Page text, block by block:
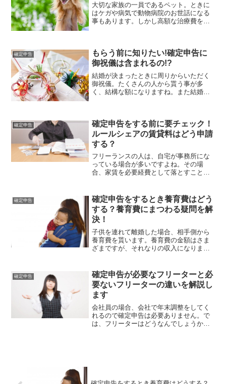
大切な家族の一員であるペット。ときに
はケガや病気で動物病院のお世話になる
事もあります。しかし高額な治療費を払
ペットの医療費は控除でき...
確定申告
もらう前に知りたい!確定申告に
御祝儀は含まれるの!?
結婚が決まったときに周りからいただく
御祝儀。たくさんの人から貰う事が多
く、結構な額になりますね。また結婚以
やお子さんのために有意義に...
確定申告
確定申告をする前に要チェック！
ルールシェアの賃貸料はどう申請
する？
フリーランスの人は、自宅が事務所にな
っている場合が多いですよね。その場
合、家賃を必要経費として落とすことが
に申請をしたらいいのか、自分の部屋を
貸している場合はどうするの...
確定申告
確定申告をするとき養育費はどう
する？養育費にまつわる疑問を解
決！
子供を連れて離婚した場合、相手側から
養育費を貰います。養育費の金額はさま
ざまですが、それなりの収入になります
っている場合はどうしたらいいんでしょ
うか？そんな疑問にお答え...
確定申告
確定申告が必要なフリーターと必
要ないフリーターの違いを解説し
ます
会社員の場合、会社で年末調整をしてく
れるので確定申告は必要ありません。で
は、フリーターはどうなんでしょうか？